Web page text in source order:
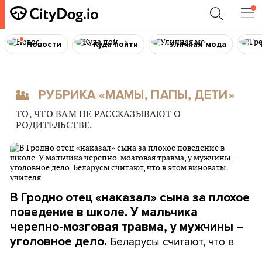
Новости Куда пойти Уличная мода
РУБРИКА «МАМЫ, ПАПЫ, ДЕТИ»
ТО, ЧТО ВАМ НЕ РАССКАЗЫВАЮТ О
РОДИТЕЛЬСТВЕ.
В Гродно отец «наказал» сына за плохое
поведение в школе. У мальчика
черепно-мозговая травма, у мужчины –
уголовное дело. Беларусы считают, что в